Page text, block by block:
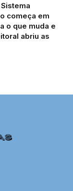
começa em
o que muda e
abriu as